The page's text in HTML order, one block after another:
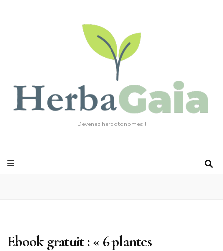
Devenez herbotonomes !
Ebook gratuit : « 6 plantes